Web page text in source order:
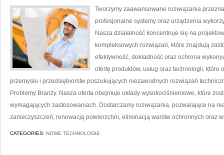
Tworzymy zaawansowane rozwiązania
profesjonalne systemy oraz urządzenia
Nasza działalność koncentruje się na
kompleksowych rozwiązań, które znajdują
efektywność, dokładność oraz ochrona
ofertę produktów, usług oraz technologii,
przemysłu i przedsiębiorstw poszukujących niezawodnych rozwiązań
Problemy Branży. Nasza oferta obejmuje układy wysokociśnieniowe, które
wymagających zastosowaniach. Dostarczamy rozwiązania, pozwalające na
zanieczyszczeń, renowacją powierzchni, eliminacją warstw ochronnych oraz
CATEGORIES: NOWE TECHNOLOGIE